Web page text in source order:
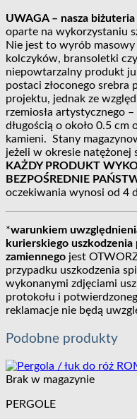
UWAGA – nasza
oparte na wykorzystaniu
Nie jest to wyrób masowy
kolczyków, bransoletki
niepowtarzalny produkt
postaci złoconego srebra
projektu, jednak ze
rzemiosła artystycznego
długością o około 0.5
kamieni. Stany
jeżeli w okresie natężonej
KAŻDY PRODUKT
BEZPOŚREDNIE
oczekiwania wynosi od 4
*warunkiem
kurierskiego
zamiennego jest
przypadku uszkodzenia
wykonanymi zdjęciami
protokołu i
reklamacje nie będą
Podobne produkty
Brak w magazynie
PERGOLE